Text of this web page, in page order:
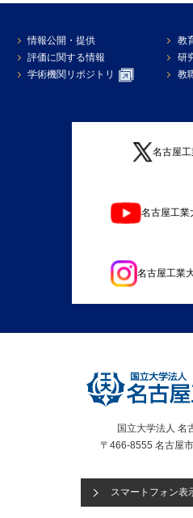
情報公開・提供
教
評価に関する情報
研
学術機関リポジトリ
教
名古屋
名古屋工業
名古屋工業
国立大学法人 名
〒466-8555 名古屋
スマートフォン表